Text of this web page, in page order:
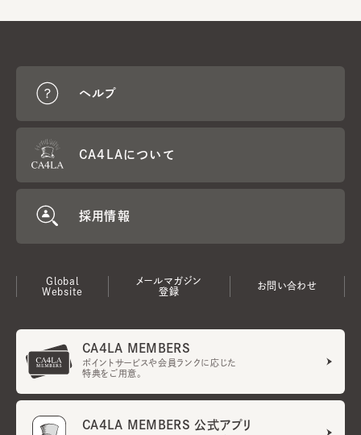
ヘルプ
CA4LAについて
採用情報
Global
Website
メールマガジン
登録
お問い合わせ
CA4LA MEMBERS
ポイントサービスや会員ランクに応じた
特典をご用意。
CA4LA MEMBERS 公式アプリ